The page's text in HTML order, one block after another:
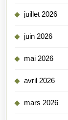
juillet 2026
juin 2026
mai 2026
avril 2026
mars 2026